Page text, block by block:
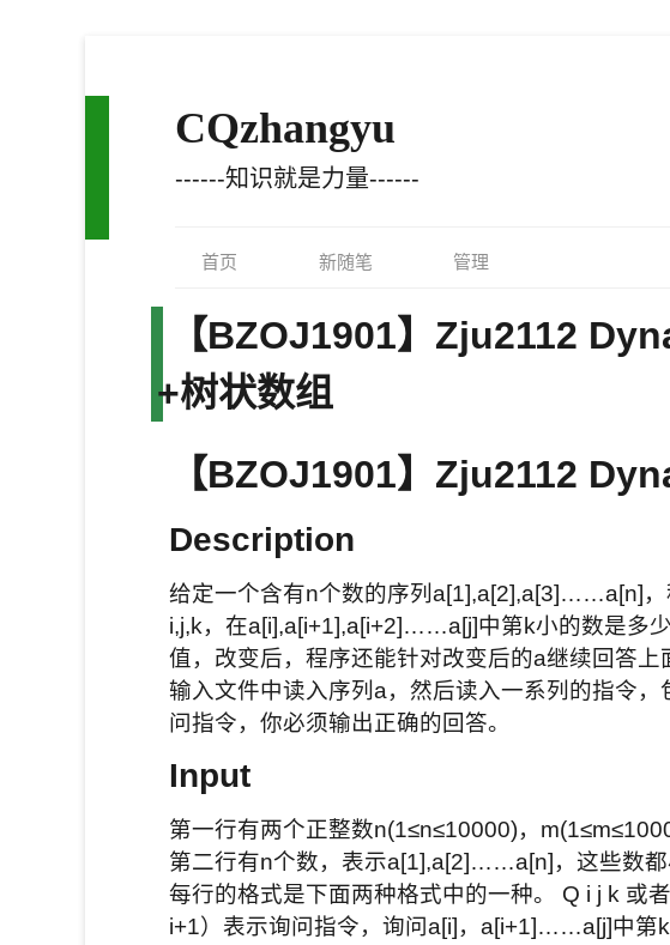
CQzhangyu
------知识就是力量------
首页 新随笔 管理
【BZOJ1901】Zju2112
+树状数组
【BZOJ1901】Zju2112
Description
给定一个含有n个数的序列a[1],a[2],a[3]……a[n]，
i,j,k，在a[i],a[i+1],a[i+2]……a[j]中第k小的数是多
值，改变后，程序还能针对改变后的a继续回答
输入文件中读入序列a，然后读入一系列的指令
问指令，你必须输出正确的回答。
Input
第一行有两个正整数n(1≤n≤10000)，
第二行有n个数，表示a[1],a[2]……a[n]，这些数
每行的格式是下面两种格式中的一种。 Q i j k 或
i+1）表示询问指令，询问a[i]，a[i+1]……a[j]中第